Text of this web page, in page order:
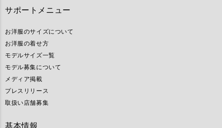
サポートメニュー
お洋服のサイズについて
お洋服の着せ方
モデルサイズ一覧
モデル募集について
メディア掲載
プレスリリース
取扱い店舗募集
基本情報